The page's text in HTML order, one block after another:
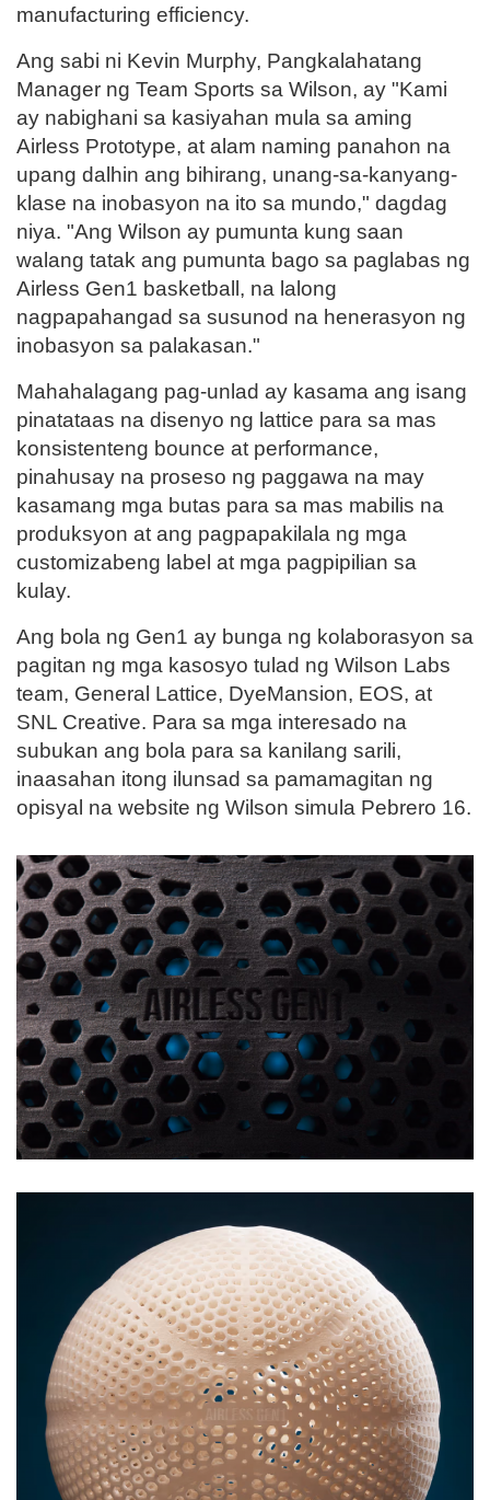
manufacturing efficiency.
Ang sabi ni Kevin Murphy, Pangkalahatang
Manager ng Team Sports sa Wilson, ay "Kami
ay nabighani sa kasiyahan mula sa aming
Airless Prototype, at alam naming panahon na
upang dalhin ang bihirang, unang-sa-kanyang-
klase na inobasyon na ito sa mundo," dagdag
niya. "Ang Wilson ay pumunta kung saan
walang tatak ang pumunta bago sa paglabas ng
Airless Gen1 basketball, na lalong
nagpapahangad sa susunod na henerasyon ng
inobasyon sa palakasan."
Mahahalagang pag-unlad ay kasama ang isang
pinatataas na disenyo ng lattice para sa mas
konsistenteng bounce at performance,
pinahusay na proseso ng paggawa na may
kasamang mga butas para sa mas mabilis na
produksyon at ang pagpapakilala ng mga
customizabeng label at mga pagpipilian sa
kulay.
Ang bola ng Gen1 ay bunga ng kolaborasyon sa
pagitan ng mga kasosyo tulad ng Wilson Labs
team, General Lattice, DyeMansion, EOS, at
SNL Creative. Para sa mga interesado na
subukan ang bola para sa kanilang sarili,
inaasahan itong ilunsad sa pamamagitan ng
opisyal na website ng Wilson simula Pebrero 16.